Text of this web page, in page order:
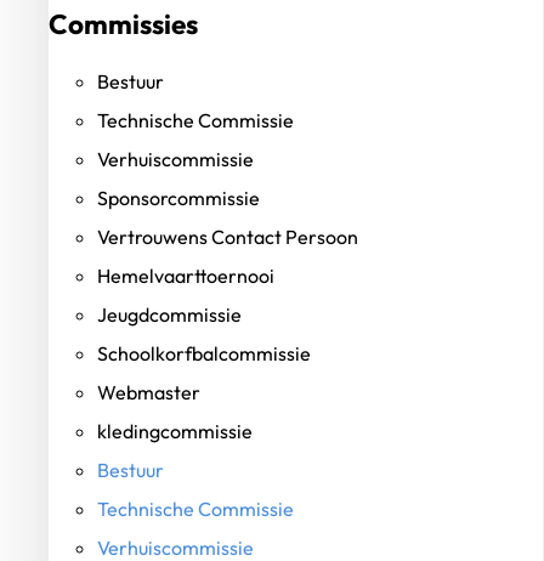
Commissies
Bestuur
Technische Commissie
Verhuiscommissie
Sponsorcommissie
Vertrouwens Contact Persoon
Hemelvaarttoernooi
Jeugdcommissie
Schoolkorfbalcommissie
Webmaster
kledingcommissie
Bestuur
Technische Commissie
Verhuiscommissie